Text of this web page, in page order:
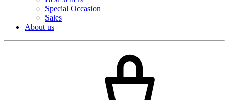
Special Occasion
Sales
About us